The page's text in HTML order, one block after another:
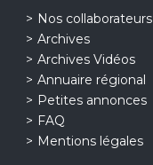
Nos collaborateurs
Archives
Archives Vidéos
Annuaire régional
Petites annonces
FAQ
Mentions légales